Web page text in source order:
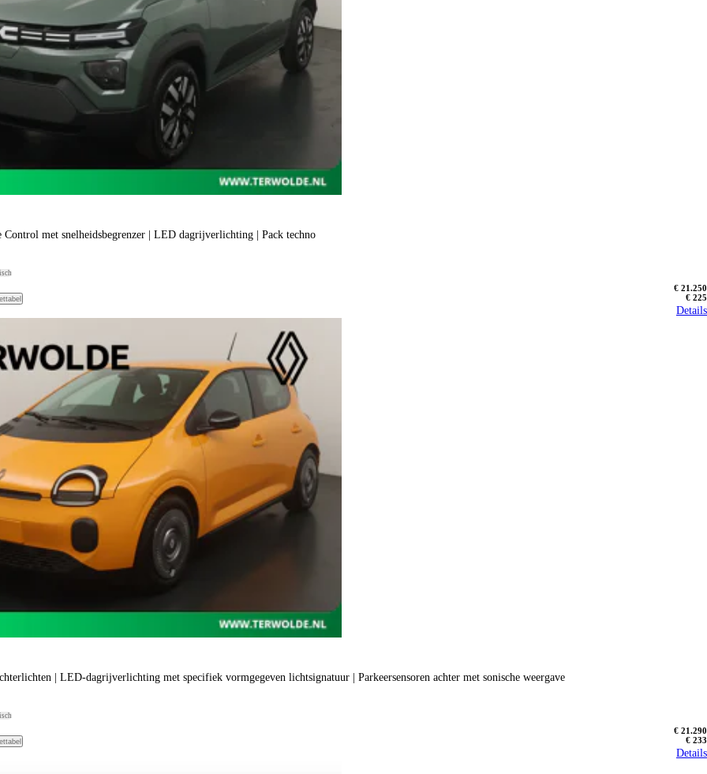
Control met snelheidsbegrenzer | LED dagrijverlichting | Pack techno
€ 21.250
€ 225
Details
| LED-dagrijverlichting met specifiek vormgegeven lichtsignatuur | Parkeersensoren achter met sonische weergave
€ 21.290
€ 233
Details